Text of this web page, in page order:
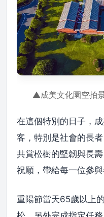
▲成美文化園空拍
在這個特別的日子，
客，特別是社會的長
共賞松樹的堅韌與長
祝願，帶給每一位參與
重陽節當天65歲以上